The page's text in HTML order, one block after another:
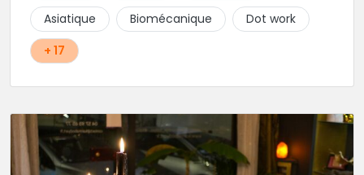
Asiatique
Biomécanique
Dot work
+ 17